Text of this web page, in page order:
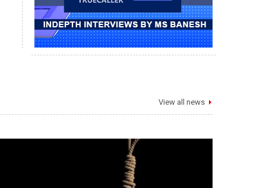
View all news